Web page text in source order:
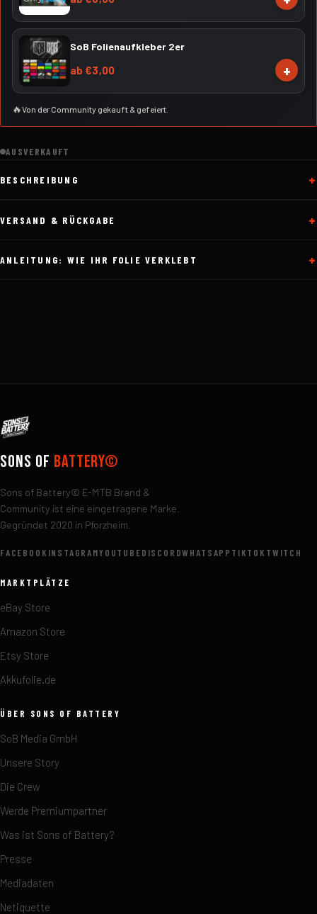
SoB Folienaufkleber 2er
ab €3,00 +
🔥Von der Community gekauft & gefeiert.
AUSVERKAUFT
BESCHREIBUNG
VERSAND & RÜCKGABE
ANLEITUNG: WIE IHR FOLIE VERKLEBT
Sons of Battery©
Sons of Battery© E-MTB Brand &
Community ist eine eingetragene Marke.
Gegründet 2020 in Pforzheim.
FACEBOOK INSTAGRAMYOUTUBEDISCORDWHATSAPP TIKTOK TWITCH
MARKTPLÄTZE
eBay Store
Amazon Store
Etsy Store
Akkufolie.de
ÜBER SONS OF BATTERY
SoB Media GmbH
Unsere Story
Die Crew
Werde Premiumpartner
Was ist Sons of Battery?
Presse
Mediadaten
Netiquette